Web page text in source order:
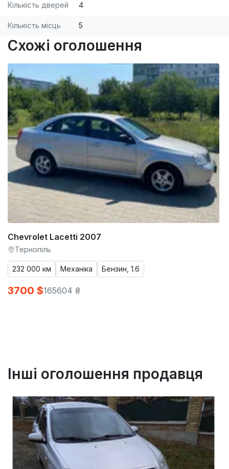
Кількість дверей 4
Кількість місць 5
Схожі оголошення
Chevrolet Lacetti 2007
Тернопіль
232 000 км Механіка Бензин, 1.6
3700 $165604 ₴
Інші оголошення продавця